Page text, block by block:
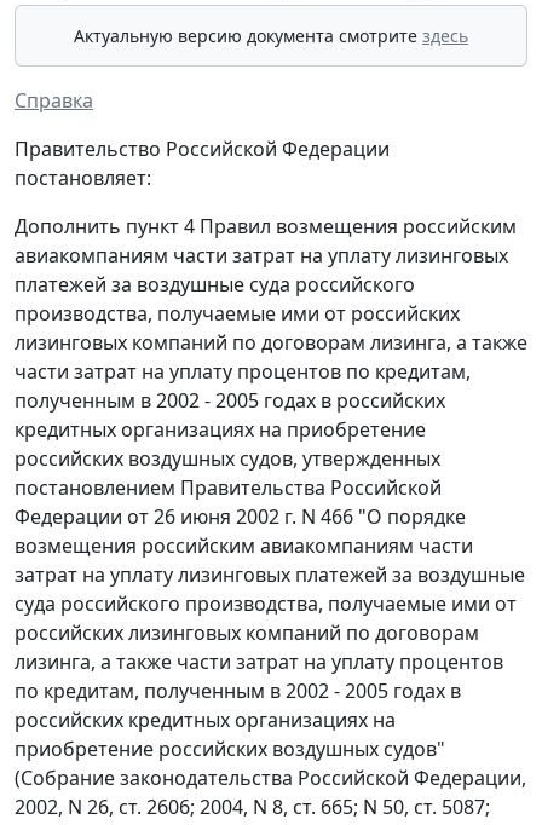
Актуальную версию документа смотрите здесь
Справка
Правительство Российской Федерации
постановляет:
Дополнить пункт 4 Правил возмещения российским
авиакомпаниям части затрат на уплату лизинговых
платежей за воздушные суда российского
производства, получаемые ими от российских
лизинговых компаний по договорам лизинга, а также
части затрат на уплату процентов по кредитам,
полученным в 2002 - 2005 годах в российских
кредитных организациях на приобретение
российских воздушных судов, утвержденных
постановлением Правительства Российской
Федерации от 26 июня 2002 г. N 466 "О порядке
возмещения российским авиакомпаниям части
затрат на уплату лизинговых платежей за воздушные
суда российского производства, получаемые ими от
российских лизинговых компаний по договорам
лизинга, а также части затрат на уплату процентов
по кредитам, полученным в 2002 - 2005 годах в
российских кредитных организациях на
приобретение российских воздушных судов"
(Собрание законодательства Российской Федерации,
2002, N 26, ст. 2606; 2004, N 8, ст. 665; N 50, ст. 5087;